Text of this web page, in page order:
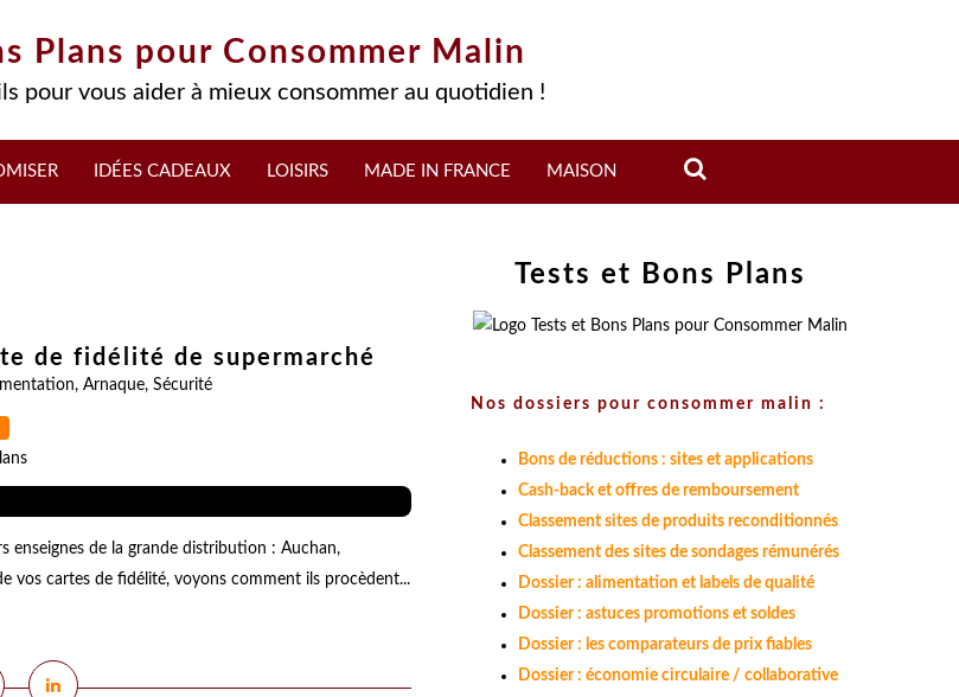
Plans pour Consommer Malin
pour vous aider à mieux consommer au quotidien !
IDÉES CADEAUX LOISIRS MADE IN FRANCE MAISON
de fidélité de supermarché
, Arnaque, Sécurité
enseignes de la grande distribution : Auchan,
vos cartes de fidélité, voyons comment ils procèdent...
Tests et Bons Plans
Nos dossiers pour consommer malin :
Bons de réductions : sites et applications
Cash-back et offres de remboursement
Classement sites de produits reconditionnés
Classement des sites de sondages rémunérés
Dossier : alimentation et labels de qualité
Dossier : astuces promotions et soldes
Dossier : les comparateurs de prix fiables
Dossier : économie circulaire / collaborative